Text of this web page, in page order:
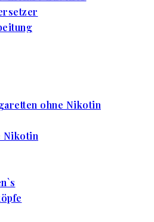
ohne Nikotin
Nikotin